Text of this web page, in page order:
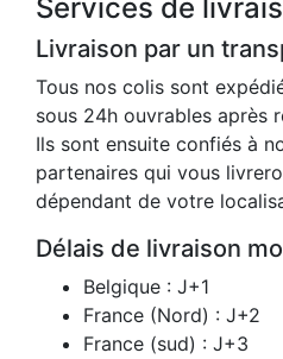
Services de
Livraison par un
Tous nos colis sont
sous 24h ouvrables après
Ils sont ensuite confiés à
partenaires qui vous
dépendant de votre
Délais de livraison
Belgique : J+1
France (Nord) : J+2
France (sud) : J+3